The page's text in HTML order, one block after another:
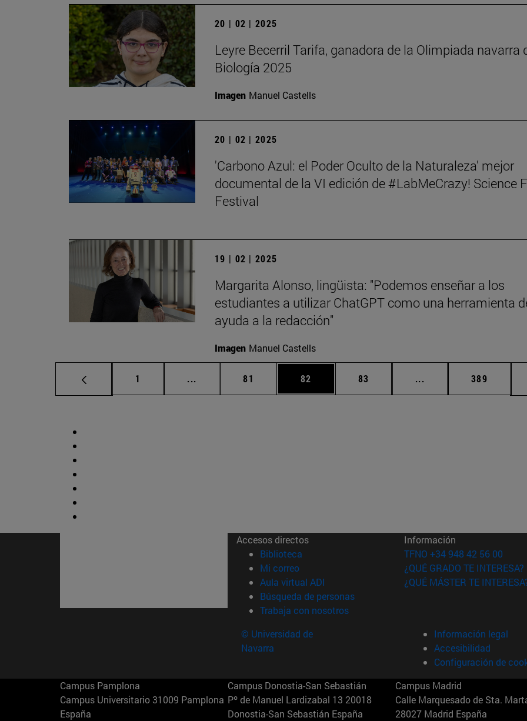
20 | 02 | 2025
Leyre Becerril Tarifa, ganadora de la Olimpiada navarra
Biología 2025
Imagen Manuel Castells
20 | 02 | 2025
'Carbono Azul: el Poder Oculto de la Naturaleza' mejor
documental de la VI edición de #LabMeCrazy! Science
Festival
19 | 02 | 2025
Margarita Alonso, lingüista: "Podemos enseñar a los
estudiantes a utilizar ChatGPT como una herramienta
ayuda a la redacción"
Imagen Manuel Castells
Página
1 ... Páginas intermedias Use TAB para desplazarse.
Página
81 Página
82 Página
83 ... Páginas intermedias
Página
389
Accesos directos
Biblioteca (abre en nueva ventana)
Mi correo(abre en nueva ventana)
Aula virtual ADI (abre en nueva ventana)
Búsqueda de personas(abre en nueva ventana)
Trabaja con nosotros(abre en nueva ventana)
Información
TFNO +34 948 42 56 00
¿QUÉ GRADO TE INTERESA?
¿QUÉ MÁSTER TE
© Universidad de
Navarra
Información legal
Accesibilidad
Configuración de
Campus Pamplona
Campus Universitario 31009 Pamplona
España
Campus Donostia-San Sebastián
Pº de Manuel Lardizabal 13 20018
Donostia-San Sebastián España
Campus Madrid
Calle Marquesado de Sta.
28027 Madrid España